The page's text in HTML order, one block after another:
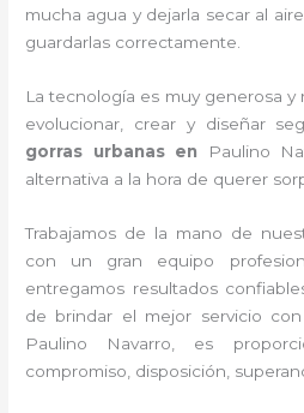
mucha agua y dejarla secar al
guardarlas correctamente.
La tecnología es muy generosa y
evolucionar, crear y diseñar
gorras urbanas en
Paulino
alternativa a la hora de querer
Trabajamos de la mano de
con un gran equipo
entregamos resultados
de brindar el mejor servicio
Paulino Navarro, es
compromiso, disposición,